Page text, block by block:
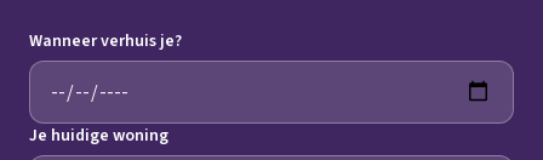
Wanneer verhuis je?
Je huidige woning